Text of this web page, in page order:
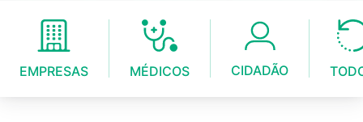
EMPRESAS MÉDICOS CIDADÃO